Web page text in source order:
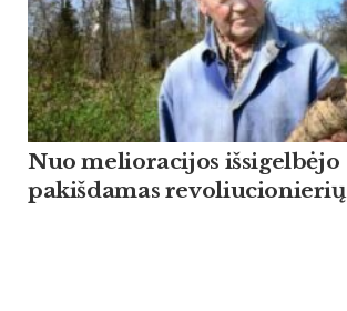
Nuo melioracijos išsigelbėjo
pakišdamas revoliucionierių